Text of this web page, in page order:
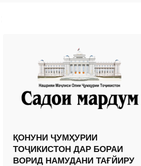
ҚОНУНИ ҶУМҲУРИИ
ТОҶИКИСТОН ДАР БОРАИ
ВОРИД НАМУДАНИ ТАҒЙИРУ